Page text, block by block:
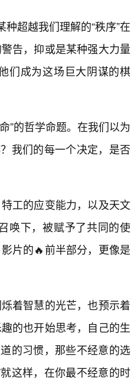
超越我们理解的“秩序”在
告，抑或是某种强大力量
们成为这场巨大阴谋的棋
”的哲学命题。在我们以为
我们的每一个决定，是否
工的应变能力，以及天文
唤下，被赋予了共同的使
片的🔥前半部分，更像是
着智慧的光芒，也预示着
的也开始思考，自己的生
的习惯，那些不经意的选
这样，在你最不经意的时